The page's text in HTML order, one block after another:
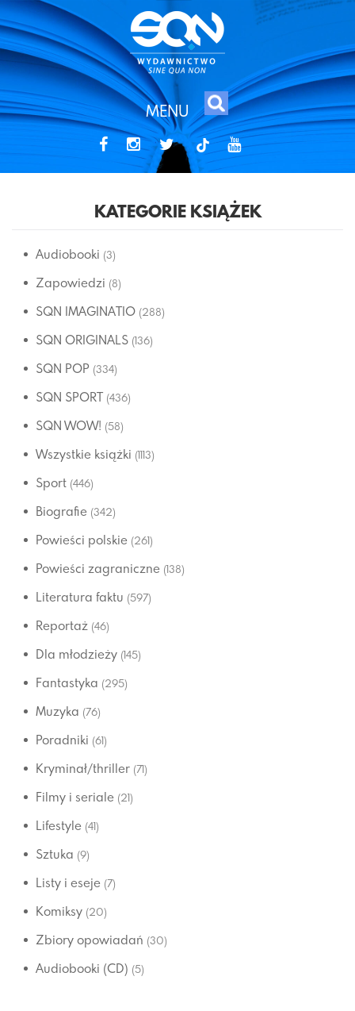
MENU
tiktok
KATEGORIE KSIĄŻEK
Audiobooki (3)
Zapowiedzi (8)
SQN IMAGINATIO (288)
SQN ORIGINALS (136)
SQN POP (334)
SQN SPORT (436)
SQN WOW! (58)
Wszystkie książki (1113)
Sport (446)
Biografie (342)
Powieści polskie (261)
Powieści zagraniczne (138)
Literatura faktu (597)
Reportaż (46)
Dla młodzieży (145)
Fantastyka (295)
Muzyka (76)
Poradniki (61)
Kryminał/thriller (71)
Filmy i seriale (21)
Lifestyle (41)
Sztuka (9)
Listy i eseje (7)
Komiksy (20)
Zbiory opowiadań (30)
Audiobooki (CD) (5)